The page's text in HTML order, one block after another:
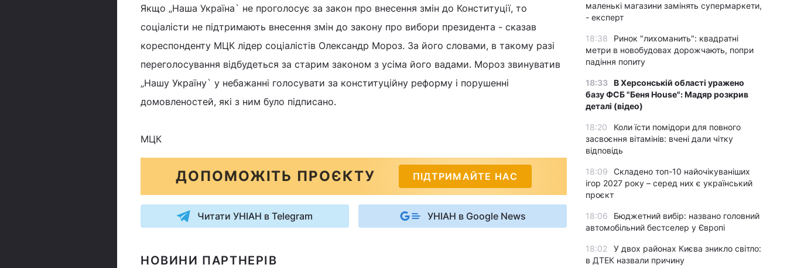
Якщо „Наша Україна` не проголосує за закон про внесення змін до Конституції, то
соціалісти не підтримають внесення змін до закону про вибори президента - сказав
кореспонденту МЦК лідер соціалістів Олександр Мороз. За його словами, в такому разі
переголосування відбудеться за старим законом з усіма його вадами. Мороз звинуватив
„Нашу Україну` у небажанні голосувати за конституційну реформу і порушенні
домовленостей, які з ним було підписано.
МЦК
ДОПОМОЖІТЬ ПРОЄКТУ ПІДТРИМАЙТЕ НАС
Читати УНІАН в Telegram УНІАН в Google News
НОВИНИ ПАРТНЕРІВ
маленькі магазини замінять супермаркети,
- експерт
18:38
Ринок "лихоманить": квадратні
метри в новобудовах дорожчають, попри
падіння попиту
18:33 В Херсонській області уражено
базу ФСБ "Беня House": Мадяр розкрив
деталі (відео)
18:20
Коли їсти помідори для повного
засвоєння вітамінів: вчені дали чітку
відповідь
18:09
Складено топ-10 найочікуваніших
ігор 2027 року – серед них є український
проєкт
18:06
Бюджетний вибір: названо головний
автомобільний бестселер у Європі
18:02
У двох районах Києва зникло світло:
в ДТЕК назвали причину